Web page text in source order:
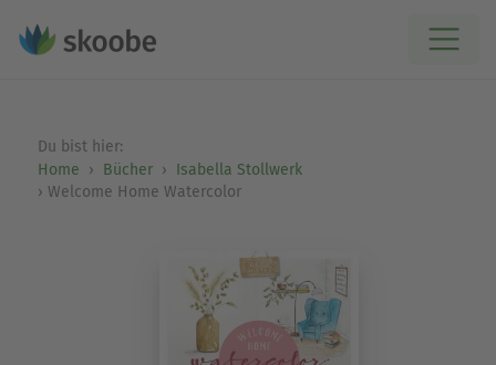
Du bist hier:
Home
Bücher
Isabella Stollwerk
Welcome Home Watercolor